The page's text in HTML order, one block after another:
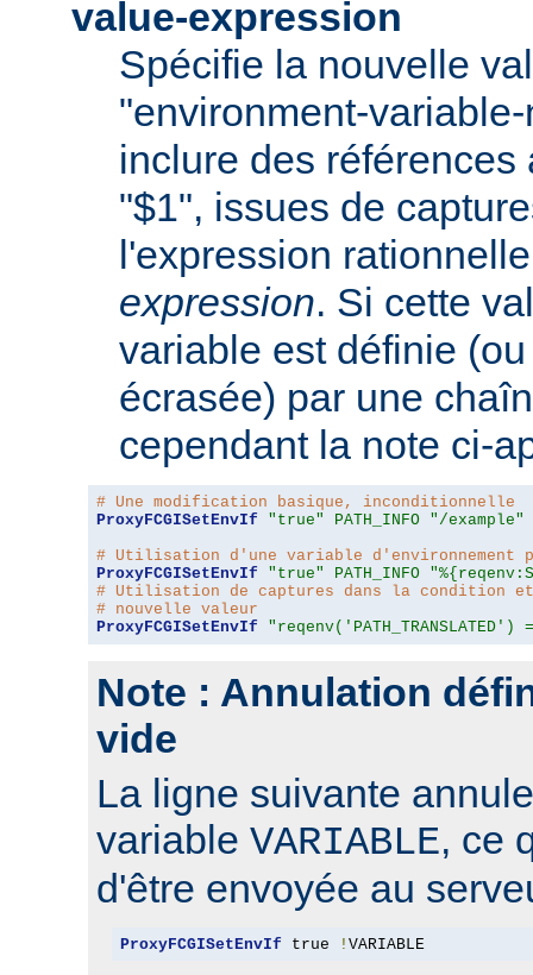
value-expression
Spécifie la nouvelle
"environment-
inclure des références
"$1", issues de
l'expression
expression. Si cette
variable est définie
écrasée) par une
cependant la note ci-
# Une modification basique, inconditionnelle
ProxyFCGISetEnvIf
"true" PATH_INFO "/example"
# Utilisation d'une variable d'environnement
ProxyFCGISetEnvIf
"true" PATH_INFO
# Utilisation de captures dans la condition
# nouvelle valeur
ProxyFCGISetEnvIf
Note : Annulation
vide
La ligne suivante
variable VARIABLE, ce
d'être envoyée au
ProxyFCGISetEnvIf true ! VARIABLE